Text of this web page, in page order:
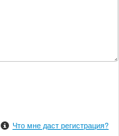
Что мне даст регистрация?